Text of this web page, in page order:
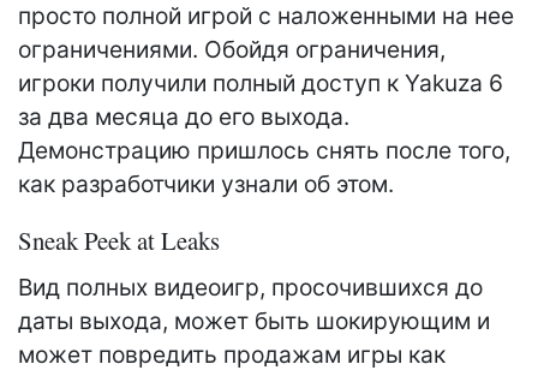
просто полной игрой с наложенными на нее
ограничениями. Обойдя ограничения,
игроки получили полный доступ к Yakuza 6
за два месяца до его выхода.
Демонстрацию пришлось снять после того,
как разработчики узнали об этом.
Sneak Peek at Leaks
Вид полных видеоигр, просочившихся до
даты выхода, может быть шокирующим и
может повредить продажам игры как